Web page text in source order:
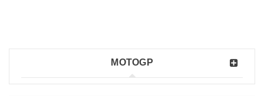
MOTOGP